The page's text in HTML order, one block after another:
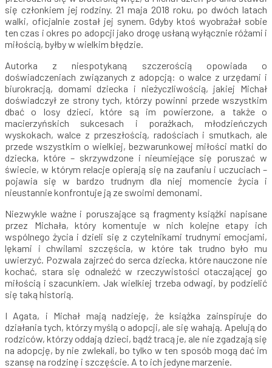
się członkiem jej rodziny. 21 maja 2018 roku, po dwóch latach
walki, oficjalnie został jej synem. Gdyby ktoś wyobrażał sobie
ten czas i okres po adopcji jako drogę usłaną wyłącznie różami i
miłością, byłby w wielkim błędzie.
Autorka z niespotykaną szczerością opowiada o
doświadczeniach związanych z adopcją: o walce z urzędami i
biurokracją, domami dziecka i nieżyczliwością, jakiej Michał
doświadczył ze strony tych, którzy powinni przede wszystkim
dbać o losy dzieci, które są im powierzone, a także o
macierzyńskich sukcesach i porażkach, młodzieńczych
wyskokach, walce z przeszłością, radościach i smutkach, ale
przede wszystkim o wielkiej, bezwarunkowej miłości matki do
dziecka, które – skrzywdzone i nieumiejące się poruszać w
świecie, w którym relacje opierają się na zaufaniu i uczuciach –
pojawia się w bardzo trudnym dla niej momencie życia i
nieustannie konfrontuje ją ze swoimi demonami.
Niezwykle ważne i poruszające są fragmenty książki napisane
przez Michała, który komentuje w nich kolejne etapy ich
wspólnego życia i dzieli się z czytelnikami trudnymi emocjami,
lękami i chwilami szczęścia, w które tak trudno było mu
uwierzyć. Pozwala zajrzeć do serca dziecka, które nauczone nie
kochać, stara się odnaleźć w rzeczywistości otaczającej go
miłością i szacunkiem. Jak wielkiej trzeba odwagi, by podzielić
się taką historią.
I Agata, i Michał mają nadzieję, że książka zainspiruje do
działania tych, którzy myślą o adopcji, ale się wahają. Apelują do
rodziców, którzy oddają dzieci, bądź tracą je, ale nie zgadzają się
na adopcję, by nie zwlekali, bo tylko w ten sposób mogą dać im
szansę na rodzinę i szczęście. A to ich jedyne marzenie.